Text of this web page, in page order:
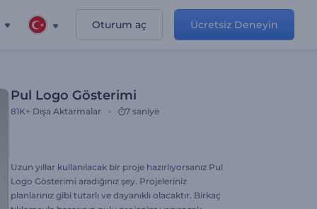
Oturum aç Ücretsiz Deneyin
Pul Logo Gösterimi
81K+ Dışa Aktarmalar 7 saniye
Uzun yıllar kullanılacak bir proje hazırlıyorsanız Pul
Logo Gösterimi aradığınız şey. Projeleriniz
planlarınız gibi tutarlı ve dayanıklı olacaktır. Birkaç